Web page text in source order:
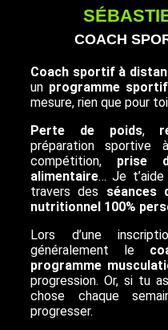
COACH
Coach sportif à
un programme
mesure, rien que pour
Perte de poids,
préparation
compétition, prise
alimentaire… Je
travers des séances
nutritionnel 100%
Lors d’une
généralement le
programme
progression. Or, si tu
chose chaque
progresser.